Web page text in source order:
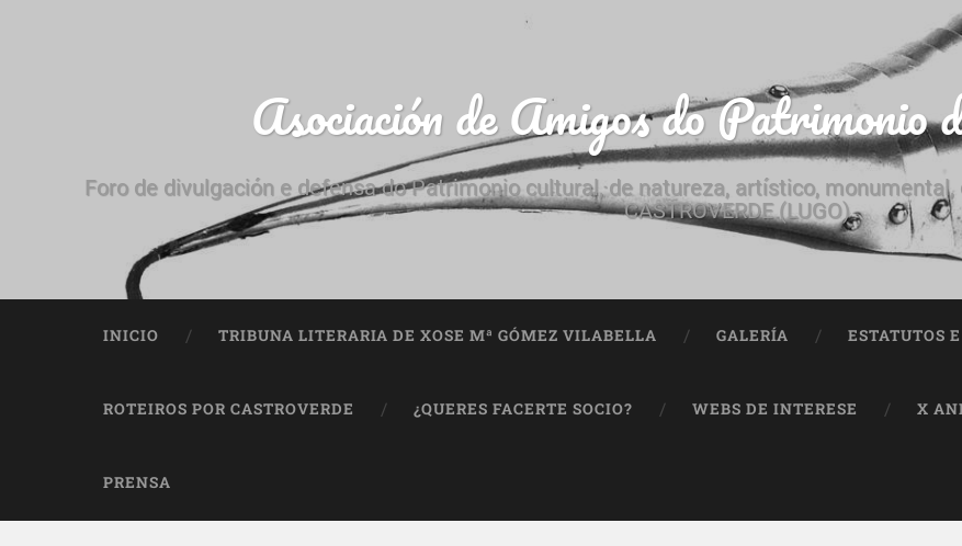
Asociación de Amigos do Patrimonio
Foro de divulgación e defensa do Patrimonio cultural, de natureza, artístico, monumental,
CASTROVERDE (LUGO)
INICIO TRIBUNA LITERARIA DE XOSE Mª GÓMEZ VILABELLA GALERÍA ESTATUTOS
ROTEIROS POR CASTROVERDE ¿QUERES FACERTE SOCIO? WEBS DE INTERESE X
PRENSA